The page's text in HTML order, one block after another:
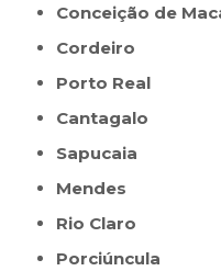
Conceição de
Cordeiro
Porto Real
Cantagalo
Sapucaia
Mendes
Rio Claro
Porciúncula